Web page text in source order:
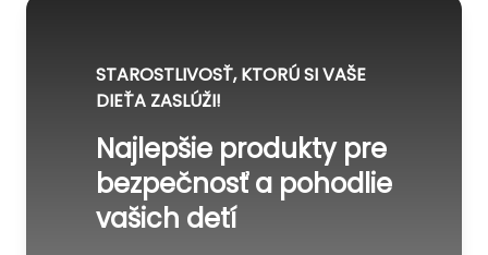
STAROSTLIVOSŤ, KTORÚ SI VAŠE
DIEŤA ZASLÚŽI!
Najlepšie produkty pre
bezpečnosť a pohodlie
vašich detí